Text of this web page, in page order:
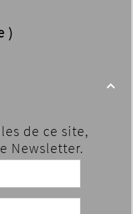
)

de ce site,
Newsletter.